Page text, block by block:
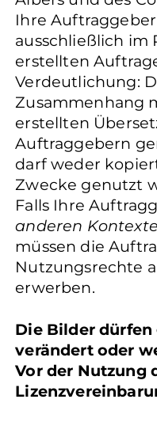
Ihre
ausschließlich im
erstellten
Verdeutlichung:
Zusammenhang
erstellten
Auftraggebern
darf weder
Zwecke genutzt
Falls Ihre
anderen
müssen die
Nutzungsrechte
erwerben.
Die Bilder
verändert oder
Vor der Nutzung